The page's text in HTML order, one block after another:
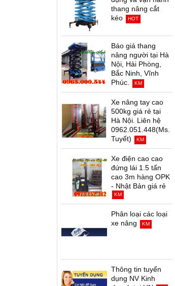
thang nâng cắt
kéo
HOT
Báo giá thang
nâng người tại Hà
Nội, Hải Phòng,
Bắc Ninh, Vĩnh
Phúc.
KM
Xe nâng tay cao
500kg giá rẻ tại
Hà Nội. Liên hệ
0962.051.448(Ms.
Tuyết)
KM
Xe điện cao cao
đứng lái 1.5 tấn
cao 3m hàng OPK
- Nhật Bản giá rẻ
KM
Phân loại các loại
xe nâng
KM
Thông tin tuyển
dụng NV Kinh